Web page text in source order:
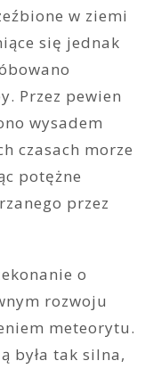
w ziemi
się jednak
Przez pewien
wysadem
czasach morze
potężne
przez
o
rozwoju
meteorytu.
była tak silna,